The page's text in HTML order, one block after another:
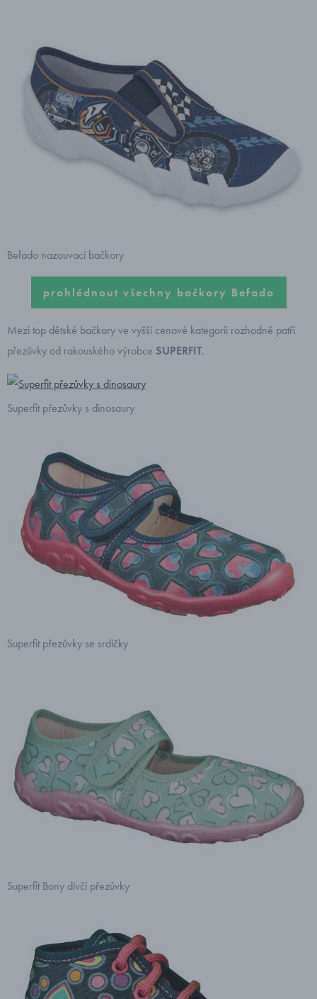
Befado nazouvací bačkory
prohlédnout všechny bačkory Befado
Mezi top dětské bačkory ve vyšší cenové kategorii rozhodně patří
přezůvky od rakouského výrobce SUPERFIT.
Superfit přezůvky s dinosaury
Superfit přezůvky se srdíčky
Superfit Bony dívčí přezůvky